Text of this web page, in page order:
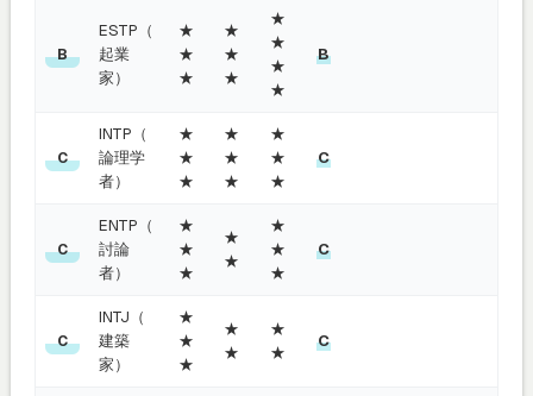
B
ESTP（
起業
家）
★
★
★
★
★
★
★
★
★
★
B
C
INTP（
論理学
者）
★
★
★
★
★
★
★
★
★
C
C
ENTP（
討論
者）
★
★
★
★
★
★
★
★
C
C
INTJ（
建築
家）
★
★
★
★
★
★
★
C